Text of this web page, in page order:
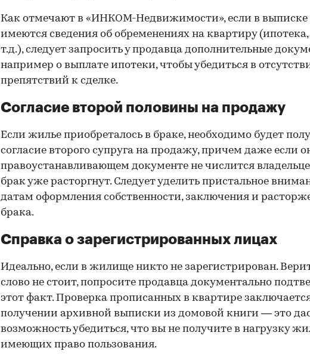
Как отмечают в «ИНКОМ-Недвижимости», если в выписке
имеются сведения об обременениях на квартиру (ипотека,
т.д.), следует запросить у продавца дополнительные
например о выплате ипотеки, чтобы убедиться в
препятствий к сделке.
Согласие второй половины на продажу
Если жилье приобреталось в браке, необходимо будет
согласие второго супруга на продажу, причем даже если
правоустанавливающем документе не числится
брак уже расторгнут. Следует уделить пристальное
датам оформления собственности, заключения и
брака.
Справка о зарегистрированных лицах
Идеально, если в жилище никто не зарегистрирован.
слово не стоит, попросите продавца документально
этот факт. Проверка прописанных в квартире
получении архивной выписки из домовой книги — это
возможность убедиться, что вы не получите в нагрузку
имеющих право пользования.